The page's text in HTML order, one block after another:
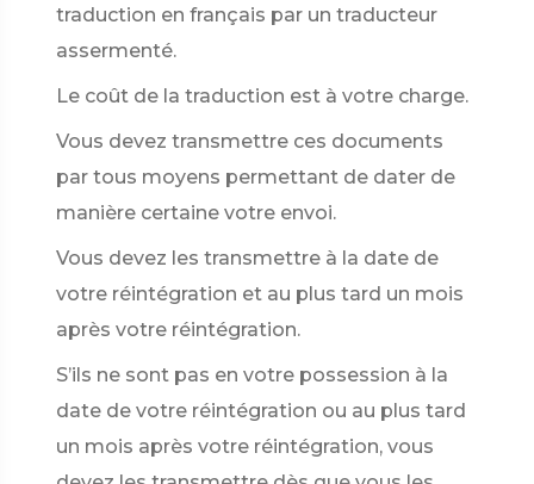
traduction en français par un traducteur
assermenté.
Le coût de la traduction est à votre charge.
Vous devez transmettre ces documents
par tous moyens permettant de dater de
manière certaine votre envoi.
Vous devez les transmettre à la date de
votre réintégration et au plus tard un mois
après votre réintégration.
S’ils ne sont pas en votre possession à la
date de votre réintégration ou au plus tard
un mois après votre réintégration, vous